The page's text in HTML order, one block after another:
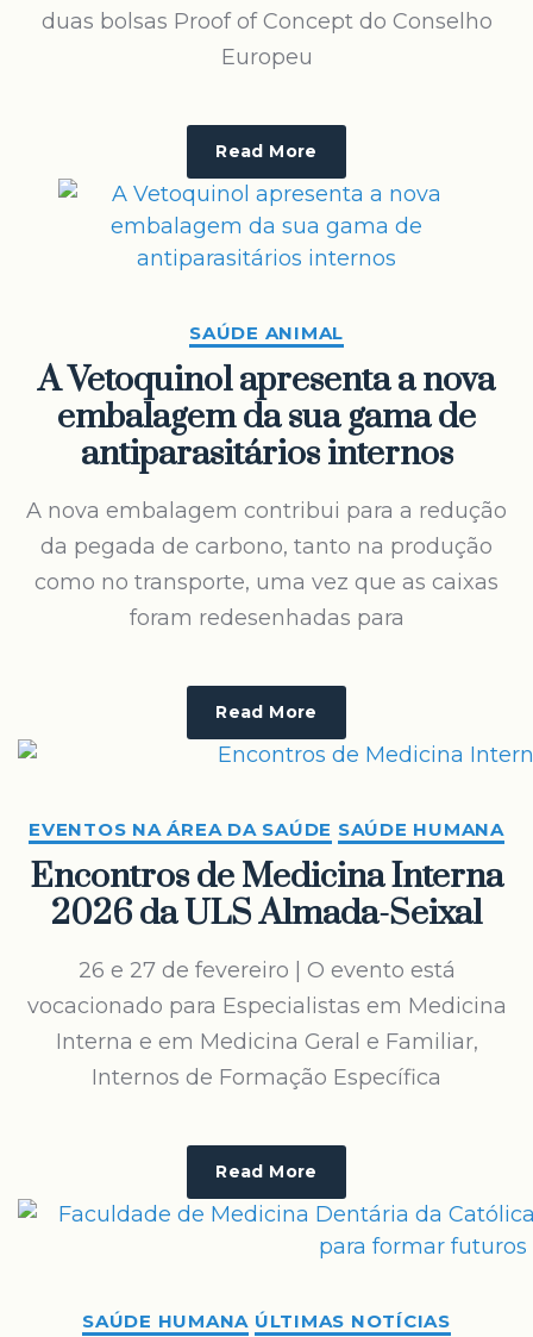
duas bolsas Proof of Concept do Conselho
Europeu
Read More
SAÚDE ANIMAL
A Vetoquinol apresenta a nova
embalagem da sua gama de
antiparasitários internos
A nova embalagem contribui para a redução
da pegada de carbono, tanto na produção
como no transporte, uma vez que as caixas
foram redesenhadas para
Read More
EVENTOS NA ÁREA DA SAÚDE SAÚDE HUMANA
Encontros de Medicina Interna
2026 da ULS Almada-Seixal
26 e 27 de fevereiro | O evento está
vocacionado para Especialistas em Medicina
Interna e em Medicina Geral e Familiar,
Internos de Formação Específica
Read More
SAÚDE HUMANA ÚLTIMAS NOTÍCIAS